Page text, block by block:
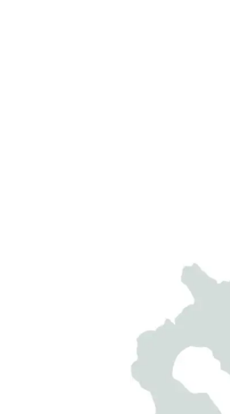
水之卡姆伊觀光圈推
結語｜在道東遇見水